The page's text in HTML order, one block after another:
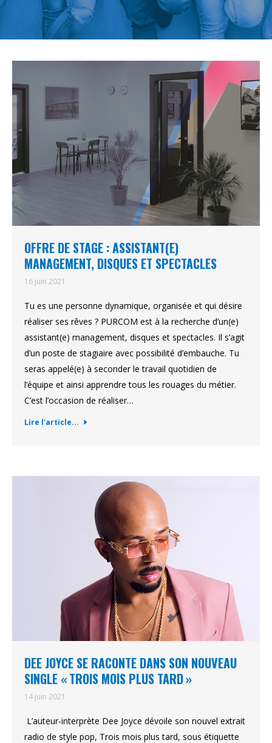
OFFRE DE STAGE : ASSISTANT(E)
MANAGEMENT, DISQUES ET SPECTACLES
16 juin 2021
Tu es une personne dynamique, organisée et qui désire
réaliser ses rêves ? PURCOM est à la recherche d’un(e)
assistant(e) management, disques et spectacles. Il s’agit
d’un poste de stagiaire avec possibilité d’embauche. Tu
seras appelé(e) à seconder le travail quotidien de
l’équipe et ainsi apprendre tous les rouages du métier.
C’est l’occasion de réaliser…
Lire l'article...
DEE JOYCE SE RACONTE DANS SON NOUVEAU
SINGLE « TROIS MOIS PLUS TARD »
14 juin 2021
L’auteur-interprète Dee Joyce dévoile son nouvel extrait
radio de style pop, Trois mois plus tard, sous étiquette